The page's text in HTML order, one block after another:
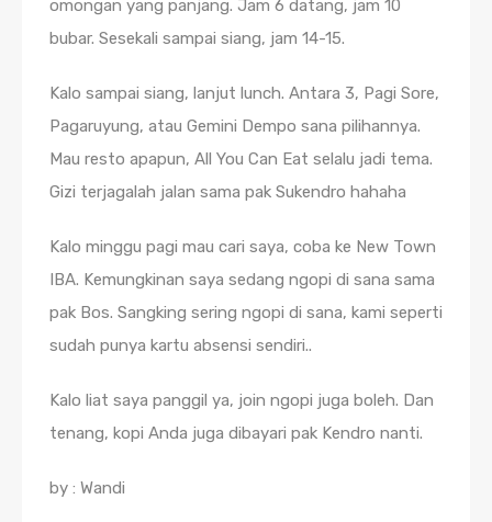
omongan yang panjang. Jam 6 datang, jam 10
bubar. Sesekali sampai siang, jam 14-15.
Kalo sampai siang, lanjut lunch. Antara 3, Pagi Sore,
Pagaruyung, atau Gemini Dempo sana pilihannya.
Mau resto apapun, All You Can Eat selalu jadi tema.
Gizi terjagalah jalan sama pak Sukendro hahaha
Kalo minggu pagi mau cari saya, coba ke New Town
IBA. Kemungkinan saya sedang ngopi di sana sama
pak Bos. Sangking sering ngopi di sana, kami seperti
sudah punya kartu absensi sendiri..
Kalo liat saya panggil ya, join ngopi juga boleh. Dan
tenang, kopi Anda juga dibayari pak Kendro nanti.
by : Wandi